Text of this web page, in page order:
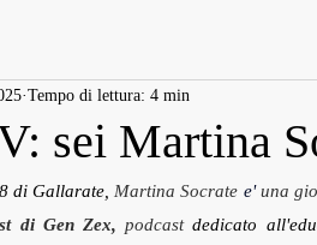
sei Martina
Tempo di lettura: 4 min
di Gallarate, Martina Socrate e' una
di Gen Zex, podcast dedicato